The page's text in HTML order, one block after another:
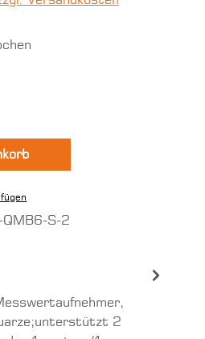
Gib den
QMB6-S-2
2